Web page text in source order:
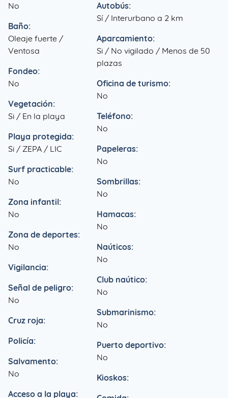
No
Baño:
Oleaje fuerte /
Ventosa
Fondeo:
No
Vegetación:
Si / En la playa
Playa protegida:
Si / ZEPA / LIC
Surf practicable:
No
Zona infantil:
No
Zona de deportes:
No
Vigilancia:
Señal de peligro:
No
Cruz roja:
Policía:
Salvamento:
No
Acceso a la playa:
Autobús:
Sí / Interurbano a 2 km
Aparcamiento:
Si / No vigilado / Menos de 50
plazas
Oficina de turismo:
No
Teléfono:
No
Papeleras:
No
Sombrillas:
No
Hamacas:
No
Naúticos:
No
Club naútico:
No
Submarinismo:
No
Puerto deportivo:
No
Kioskos: